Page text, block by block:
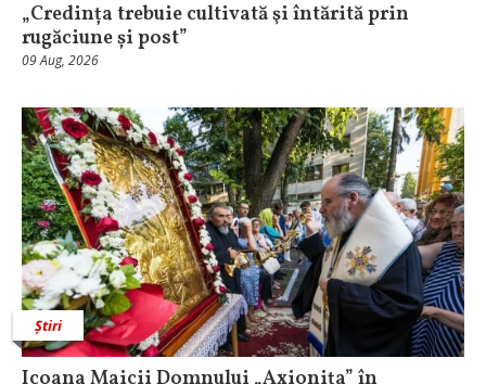
„Credința trebuie cultivată şi întărită prin
rugăciune și post”
09 Aug, 2026
Știri